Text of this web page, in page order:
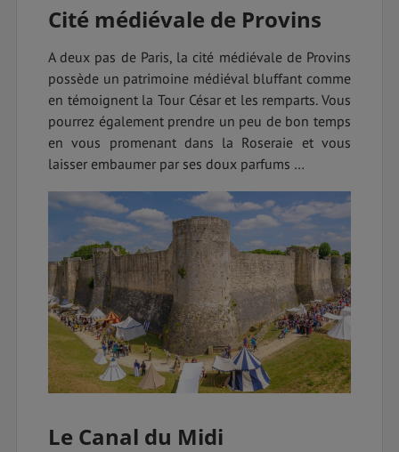
Cité médiévale de Provins
A deux pas de Paris, la cité médiévale de Provins
possède un patrimoine médiéval bluffant comme
en témoignent la Tour César et les remparts. Vous
pourrez également prendre un peu de bon temps
en vous promenant dans la Roseraie et vous
laisser embaumer par ses doux parfums …
Le Canal du Midi